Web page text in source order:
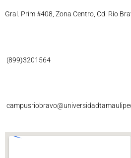
Gral. Prim #408, Zona Centro, Cd. Río
(899)3201564